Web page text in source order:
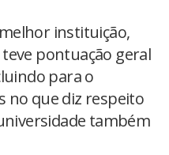
instituição,
pontuação geral
para o
no que diz respeito
também